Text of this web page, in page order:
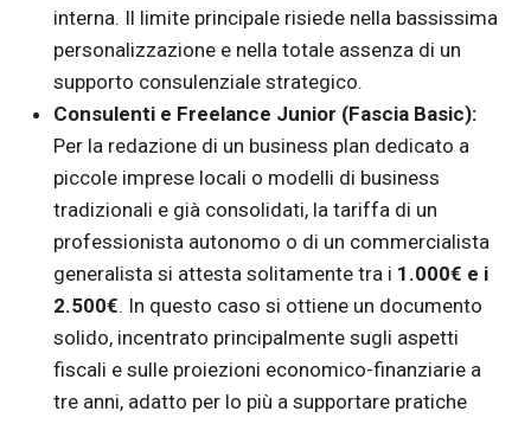
interna. Il limite principale risiede nella bassissima
personalizzazione e nella totale assenza di un
supporto consulenziale strategico.
Consulenti e Freelance Junior (Fascia Basic):
Per la redazione di un business plan dedicato a
piccole imprese locali o modelli di business
tradizionali e già consolidati, la tariffa di un
professionista autonomo o di un commercialista
generalista si attesta solitamente tra i 1.000€ e i
2.500€. In questo caso si ottiene un documento
solido, incentrato principalmente sugli aspetti
fiscali e sulle proiezioni economico-finanziarie a
tre anni, adatto per lo più a supportare pratiche